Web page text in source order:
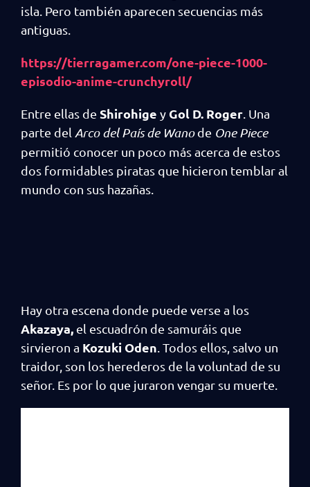
isla. Pero también aparecen secuencias más
antiguas.
https://tierragamer.com/one-piece-1000-
episodio-anime-crunchyroll/
Entre ellas de Shirohige y Gol D. Roger . Una
parte del Arco del País de Wanode One Piece
permitió conocer un poco más acerca de estos
dos formidables piratas que hicieron temblar al
mundo con sus hazañas.
Hay otra escena donde puede verse a los
Akazaya, el escuadrón de samuráis que
sirvieron a Kozuki Oden . Todos ellos, salvo un
traidor, son los herederos de la voluntad de su
señor. Es por lo que juraron vengar su muerte.